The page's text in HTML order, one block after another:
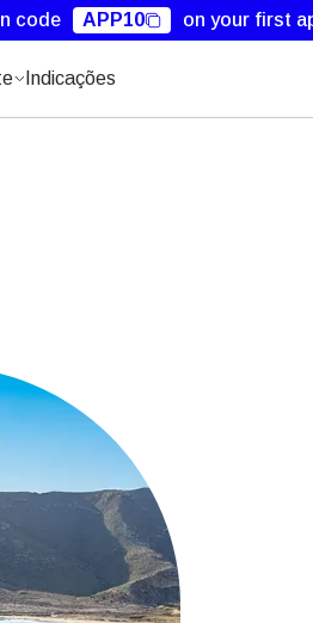
code APP10 on your first
Indicações